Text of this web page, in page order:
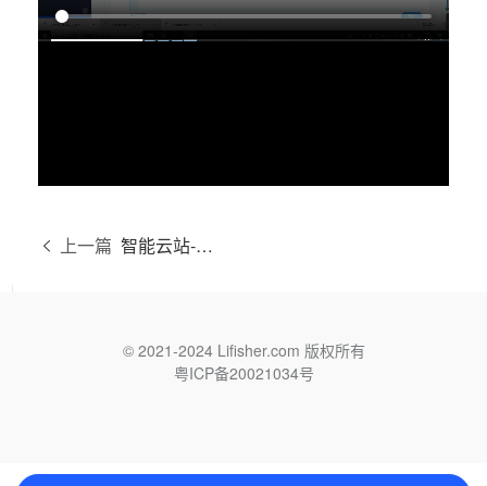
上一篇 智能云站-文章发布管理
© 2021-2024 Lifisher.com 版权所有
粤ICP备20021034号